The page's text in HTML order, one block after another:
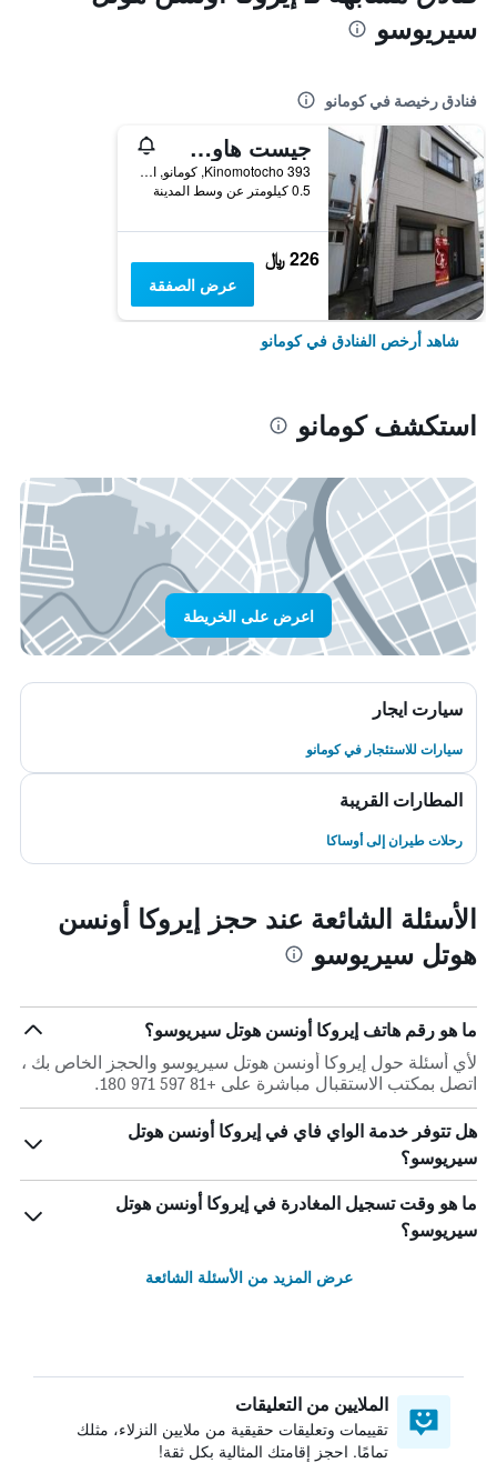
سيريوسو
فنادق رخيصة في كومانو
جيست هاوس هيكاري
Kinomotocho 393, كومانو, اليابان
0.5 كيلومتر عن وسط المدينة
226 ﷼
عرض الصفقة
شاهد أرخص الفنادق في كومانو
استكشف كومانو
اعرض على الخريطة
سيارت ايجار
سيارات للاستئجار في كومانو
المطارات القريبة
رحلات طيران إلى أوساكا
الأسئلة الشائعة عند حجز إيروكا أونسن
هوتل سيريوسو
ما هو رقم هاتف إيروكا أونسن هوتل سيريوسو؟
لأي أسئلة حول إيروكا أونسن هوتل سيريوسو والحجز الخاص بك ،
اتصل بمكتب الاستقبال مباشرة على +81 597 971 180.
هل تتوفر خدمة الواي فاي في إيروكا أونسن هوتل
سيريوسو؟
ما هو وقت تسجيل المغادرة في إيروكا أونسن هوتل
سيريوسو؟
عرض المزيد من الأسئلة الشائعة
الملايين من التعليقات
تقييمات وتعليقات حقيقية من ملايين النزلاء، مثلك
تمامًا. احجز إقامتك المثالية بكل ثقة!